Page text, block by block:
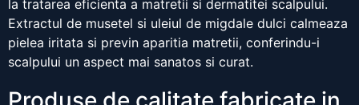
la tratarea eficienta a matretii si dermatitei scalpului.
Extractul de musetel si uleiul de migdale dulci calmeaza
pielea iritata si previn aparitia matretii, conferindu-i
scalpului un aspect mai sanatos si curat.